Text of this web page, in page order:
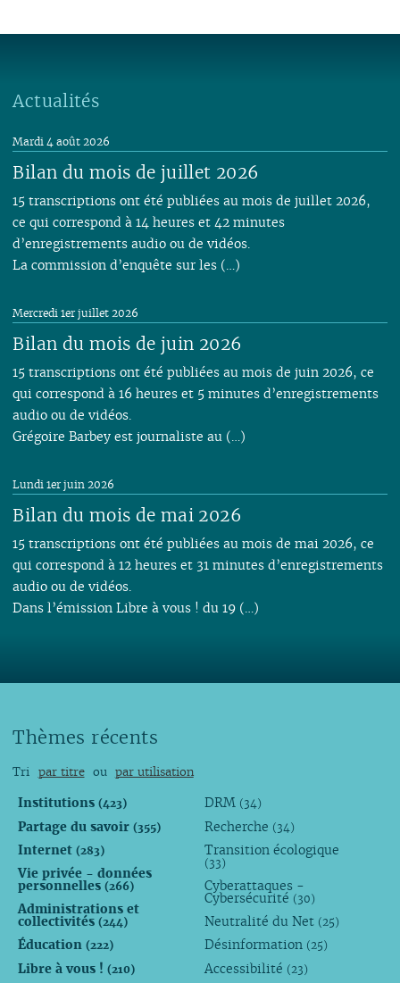
Actualités
Bilan du mois de juillet 2026
Mardi 4 août 2026
15 transcriptions ont été publiées au mois de juillet 2026,
ce qui correspond à 14 heures et 42 minutes
d’enregistrements audio ou de vidéos.
La commission d’enquête sur les (…)
Bilan du mois de juin 2026
Mercredi 1er juillet 2026
15 transcriptions ont été publiées au mois de juin 2026, ce
qui correspond à 16 heures et 5 minutes d’enregistrements
audio ou de vidéos.
Grégoire Barbey est journaliste au (…)
Bilan du mois de mai 2026
Lundi 1er juin 2026
15 transcriptions ont été publiées au mois de mai 2026, ce
qui correspond à 12 heures et 31 minutes d’enregistrements
audio ou de vidéos.
Dans l’émission Libre à vous ! du 19 (…)
Thèmes récents
Tri par titre ou par utilisation
Institutions (423)
Partage du savoir (355)
Internet (283)
Vie privée - données
personnelles (266)
Administrations et
collectivités (244)
Éducation (222)
Libre à vous ! (210)
DRM (34)
Recherche (34)
Transition écologique
(33)
Cyberattaques -
Cybersécurité (30)
Neutralité du Net (25)
Désinformation (25)
Accessibilité (23)